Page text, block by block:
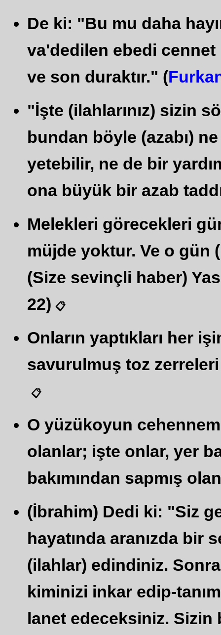
De ki: "Bu mu daha
va'dedilen ebedi
ve son duraktır." (
"İşte (ilahlarınız) sizin
bundan böyle (azabı)
yetebilir, ne de bir
ona büyük bir azab
Melekleri görecekleri
müjde yoktur. Ve o gün
(Size sevinçli haber)
22) 📋
Onların yaptıkları her
savurulmuş toz zerreleri
📋
O yüzükoyun
olanlar; işte onlar, yer
bakımından sapmış
(İbrahim) Dedi ki: "Siz
hayatında aranızda bir
(ilahlar) edindiniz.
kiminizi inkar edip-
lanet edeceksiniz. Sizin